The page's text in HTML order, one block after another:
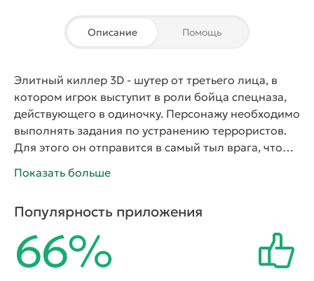
Описание Помощь
Элитный киллер 3D - шутер от третьего лица, в
котором игрок выступит в роли бойца спецназа,
действующего в одиночку. Персонажу необходимо
выполнять задания по устранению террористов.
Для этого он отправится в самый тыл врага, чтобы
противников. А помогать ему будут верные пушки
Пользователя ждут динамичные перестрелки,
более сотни заданий и трёх десятков видов
оружия. Также здесь имеется режим сражений с
другими игроками.
Показать больше
Популярность приложения
66%